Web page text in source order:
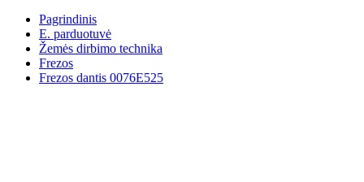
Pagrindinis
E. parduotuvė
Žemės dirbimo technika
Frezos
Frezos dantis 0076E525